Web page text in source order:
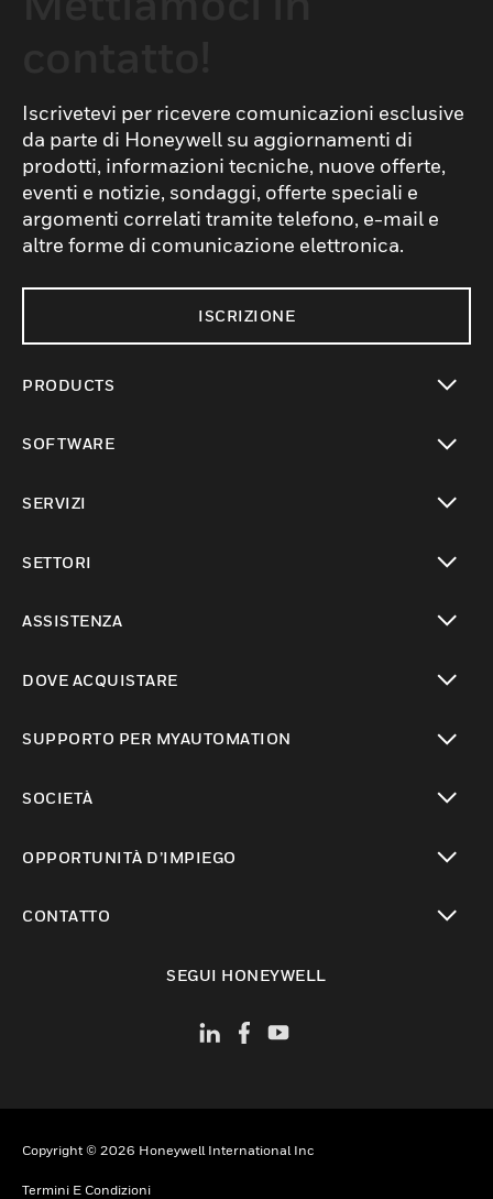
Iscrivetevi per ricevere comunicazioni esclusive
da parte di Honeywell su aggiornamenti di
prodotti, informazioni tecniche, nuove offerte,
eventi e notizie, sondaggi, offerte speciali e
argomenti correlati tramite telefono, e-mail e
altre forme di comunicazione elettronica.
ISCRIZIONE
PRODUCTS
SOFTWARE
SERVIZI
SETTORI
ASSISTENZA
DOVE ACQUISTARE
SUPPORTO PER MYAUTOMATION
SOCIETÀ
OPPORTUNITÀ D’IMPIEGO
CONTATTO
SEGUI HONEYWELL
Copyright © 2026 Honeywell International Inc
Termini E Condizioni